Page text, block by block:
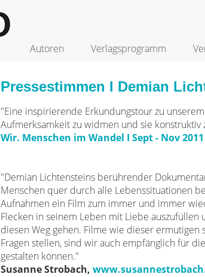
Autoren Verlagsprogramm
Pressestimmen I Demian
"Eine inspirierende Erkundungstour zu
Aufmerksamkeit zu widmen und sie konstruktiv
Wir. Menschen im Wandel I Sept - Nov 2011
"Demian Lichtensteins berührender
Menschen quer durch alle Lebenssituationen
Aufnahmen ein Film zum immer und immer
Flecken in seinem Leben mit Liebe
diesen Weg gehen. Filme wie dieser
Fragen stellen, sind wir auch empfänglich für
gestalten können."
Susanne Strobach,